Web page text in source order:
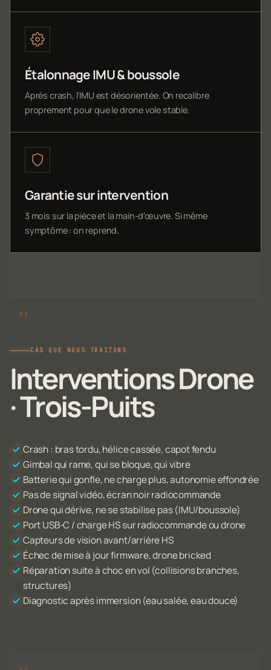
Étalonnage IMU & boussole
Après crash, l'IMU est désorientée. On recalibre
proprement pour que le drone vole stable.
Garantie sur intervention
3 mois sur la pièce et la main-d'œuvre. Si même
symptôme : on reprend.
CAS QUE NOUS TRAITONS
Interventions Drone
· Trois-Puits
Crash : bras tordu, hélice cassée, capot fendu
Gimbal qui rame, qui se bloque, qui vibre
Batterie qui gonfle, ne charge plus, autonomie effondrée
Pas de signal vidéo, écran noir radiocommande
Drone qui dérive, ne se stabilise pas (IMU/boussole)
Port USB-C / charge HS sur radiocommande ou drone
Capteurs de vision avant/arrière HS
Échec de mise à jour firmware, drone bricked
Réparation suite à choc en vol (collisions branches,
structures)
Diagnostic après immersion (eau salée, eau douce)